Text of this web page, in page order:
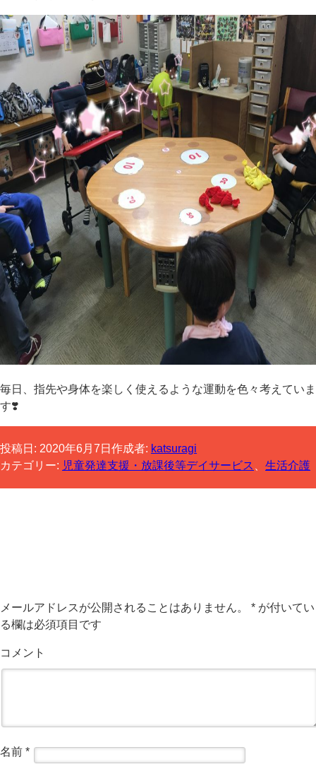
毎日、指先や身体を楽しく使えるような運動を色々考えていま
す❣️
投稿日: 2020年6月7日 作成者: katsuragi
カテゴリー: 児童発達支援・放課後等デイサービス 生活介護
メールアドレスが公開されることはありません。 * が付いてい
る欄は必須項目です
コメント
名前 *